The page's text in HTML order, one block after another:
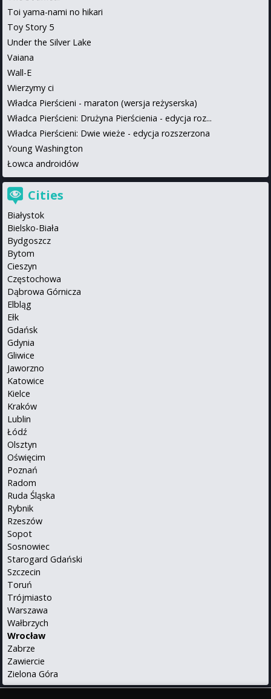
Toi yama-nami no hikari
Toy Story 5
Under the Silver Lake
Vaiana
Wall-E
Wierzymy ci
Władca Pierścieni - maraton (wersja reżyserska)
Władca Pierścieni: Drużyna Pierścienia - edycja roz...
Władca Pierścieni: Dwie wieże - edycja rozszerzona
Young Washington
Łowca androidów
Cities
Białystok
Bielsko-Biała
Bydgoszcz
Bytom
Cieszyn
Częstochowa
Dąbrowa Górnicza
Elbląg
Ełk
Gdańsk
Gdynia
Gliwice
Jaworzno
Katowice
Kielce
Kraków
Lublin
Łódź
Olsztyn
Oświęcim
Poznań
Radom
Ruda Śląska
Rybnik
Rzeszów
Sopot
Sosnowiec
Starogard Gdański
Szczecin
Toruń
Trójmiasto
Warszawa
Wałbrzych
Wrocław
Zabrze
Zawiercie
Zielona Góra